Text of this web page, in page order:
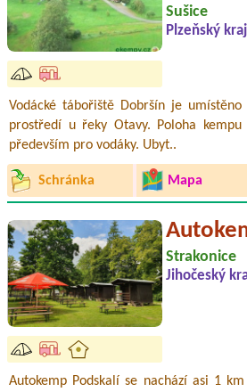
Sušice
Plzeňský kraj
Vodácké tábořiště Dobršín je
prostředí u řeky Otavy. Poloha
především pro vodáky. Ubyt..
Schránka Mapa
Strakonice
Jihočeský
Autokemp Podskalí se nachází asi 1